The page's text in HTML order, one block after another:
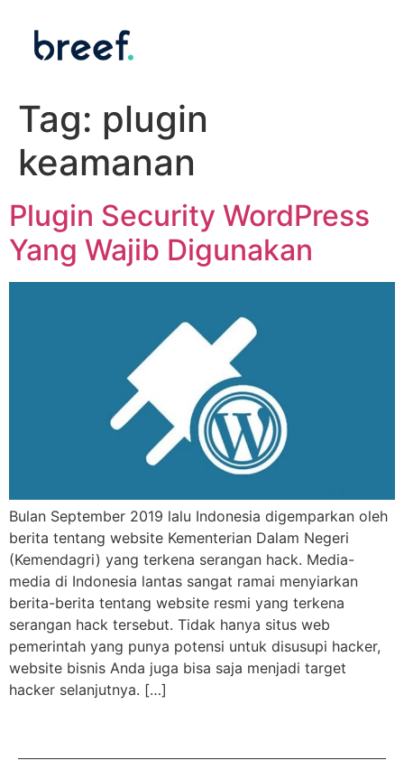
Tag: plugin
keamanan
Plugin Security WordPress
Yang Wajib Digunakan
Bulan September 2019 lalu Indonesia digemparkan oleh
berita tentang website Kementerian Dalam Negeri
(Kemendagri) yang terkena serangan hack. Media-
media di Indonesia lantas sangat ramai menyiarkan
berita-berita tentang website resmi yang terkena
serangan hack tersebut. Tidak hanya situs web
pemerintah yang punya potensi untuk disusupi hacker,
website bisnis Anda juga bisa saja menjadi target
hacker selanjutnya. […]